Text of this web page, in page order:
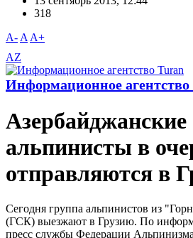
318
A- A A+
AZ
Информационное агентство
Азербайджанские
альпинисты в
отправляются в
Сегодня группа альпинистов из
(ГСК) выезжают в Грузию. По
пресс службы Федерации